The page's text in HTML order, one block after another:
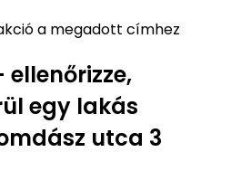
a megadott címhez
ellenőrizze,
egy lakás
utca 3